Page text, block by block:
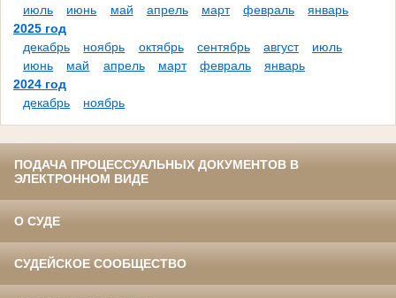
июль
июнь май апрель март февраль
январь
2025 год
декабрь
ноябрь октябрь сентябрь август
июль
июнь
май апрель март февраль
январь
2024 год
декабрь
ноябрь
ПОДАЧА ПРОЦЕССУАЛЬНЫХ ДОКУМЕНТОВ В
ЭЛЕКТРОННОМ ВИДЕ
О СУДЕ
СУДЕЙСКОЕ СООБЩЕСТВО